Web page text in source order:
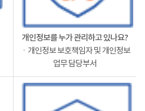
개인정보를 누가 관리하고 있나요?
ㆍ개인정보 보호책임자 및 개인정보
업무 담당부서